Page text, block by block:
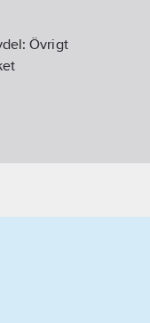
Övrigt